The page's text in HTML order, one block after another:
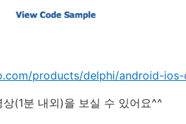
products/delphi/android-
(1분 내외)을 보실 수 있어요^^